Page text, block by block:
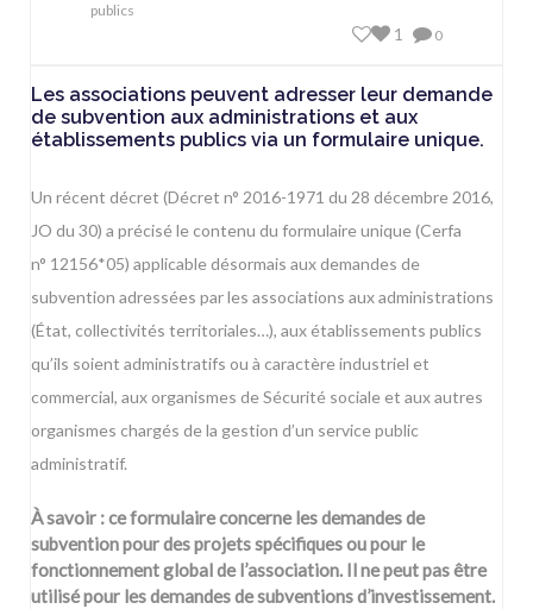
publics
0
1
Les associations peuvent adresser leur demande
de subvention aux administrations et aux
établissements publics via un formulaire unique.
Un récent décret (Décret n° 2016-1971 du 28 décembre 2016,
JO du 30) a précisé le contenu du formulaire unique (Cerfa
n° 12156*05) applicable désormais aux demandes de
subvention adressées par les associations aux administrations
(État, collectivités territoriales…), aux établissements publics
qu’ils soient administratifs ou à caractère industriel et
commercial, aux organismes de Sécurité sociale et aux autres
organismes chargés de la gestion d’un service public
administratif.
À savoir : ce formulaire concerne les demandes de
subvention pour des projets spécifiques ou pour le
fonctionnement global de l’association. Il ne peut pas être
utilisé pour les demandes de subventions d’investissement.